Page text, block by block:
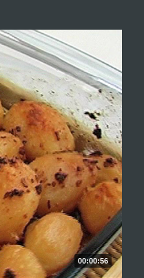
00:00:56